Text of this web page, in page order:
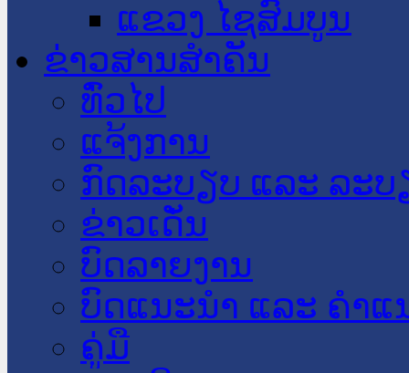
ແຂວງ ໄຊສົມບູນ
ຂ່າວສານສໍາຄັນ
​ທົ່ວ​ໄປ
ແຈ້ງການ
ກົດລະບຽບ ແລະ ລະບ
ຂ່າວເດັ່ນ
ບົດລາຍງານ
ບົດແນະນໍາ ແລະ ຄໍາແ
ຄູ່ມື